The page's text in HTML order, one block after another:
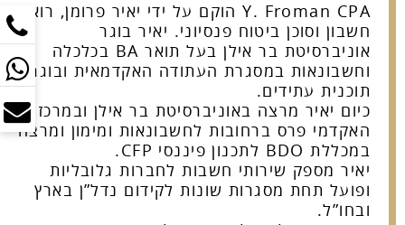
Y. Froman CPA הוקם על ידי יאיר פרומן, רואה
חשבון וסוכן ביטוח פנסיוני. יאיר בוגר
אוניברסיטת בר אילן בעל תואר BA בכלכלה
וחשבונאות במסגרת העתודה האקדמאית ובוגר
תוכנית עתידים.
כיום יאיר מרצה באוניברסיטת בר אילן ובמרכז
האקדמי פרס ברחובות לחשבונאות ומימון ומרצה
במכללת BDO לתכנון פיננסי CFP.
יאיר מספק שירותי חשבות לחברות גלובליות
ופועל תחת מסגרות שונות לקידום נדל”ן בארץ
ובחו”ל.